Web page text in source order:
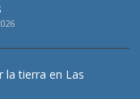
la tierra en Las